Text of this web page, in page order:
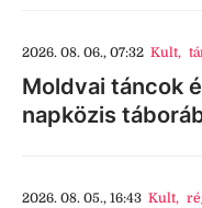
2026. 08. 06., 07:32 Kult,
Moldvai táncok
napközis
2026. 08. 05., 16:43 Kult,